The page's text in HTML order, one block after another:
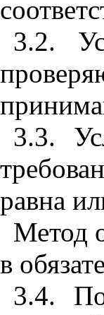
3.2.
3.3.
равна
Метод
в
3.4.